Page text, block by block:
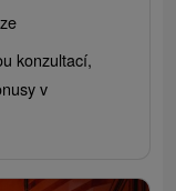
konzultací,
v